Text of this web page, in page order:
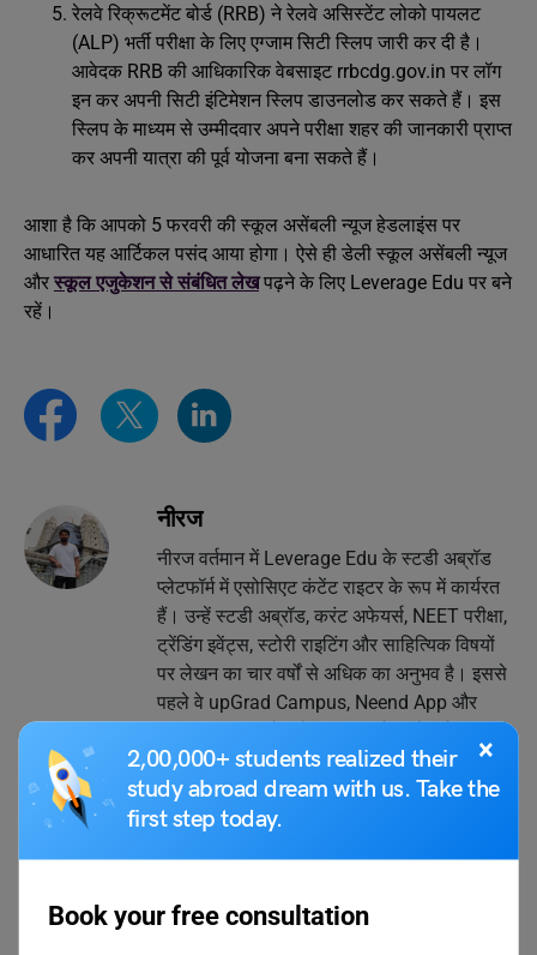
×
2,00,000+ students realized their
study abroad dream with us. Take the
first step today.
Book your free consultation
रेलवे रिक्रूटमेंट बोर्ड (RRB) ने रेलवे असिस्टेंट लोको पायलट
(ALP) भर्ती परीक्षा के लिए एग्जाम सिटी स्लिप जारी कर दी है।
आवेदक RRB की आधिकारिक वेबसाइट rrbcdg.gov.in पर लॉग
इन कर अपनी सिटी इंटिमेशन स्लिप डाउनलोड कर सकते हैं। इस
स्लिप के माध्यम से उम्मीदवार अपने परीक्षा शहर की जानकारी प्राप्त
कर अपनी यात्रा की पूर्व योजना बना सकते हैं।
आशा है कि आपको 5 फरवरी की स्कूल असेंबली न्यूज हेडलाइंस पर
आधारित यह आर्टिकल पसंद आया होगा। ऐसे ही डेली स्कूल असेंबली न्यूज
और स्कूल एजुकेशन से संबंधित लेखपढ़ने के लिए Leverage Edu पर बने
रहें।
नीरज
नीरज वर्तमान में Leverage Edu के स्टडी अब्रॉड
प्लेटफॉर्म में एसोसिएट कंटेंट राइटर के रूप में कार्यरत
हैं। उन्हें स्टडी अब्रॉड, करंट अफेयर्स, NEET परीक्षा,
ट्रेंडिंग इवेंट्स, स्टोरी राइटिंग और साहित्यिक विषयों
पर लेखन का चार वर्षों से अधिक का अनुभव है। इससे
पहले वे upGrad Campus, Neend App और
रह चुके हैं। उन्होंने चौधरी चरण सिंह विश्वविद्यालय से
हिंदी में और दिल्ली विश्वविद्यालय से बौद्ध अध्ययन में
मास्टर डिग्रियाँ प्राप्त की हैं। उनसे
सकता है।